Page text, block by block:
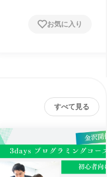
お気に入り
すべて見る